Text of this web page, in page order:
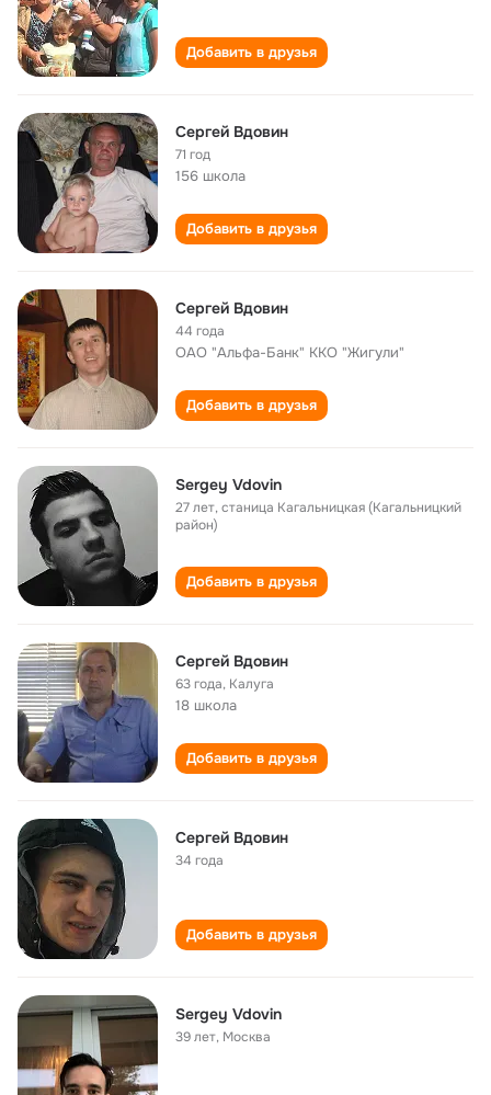
Добавить в друзья
Сергей Вдовин
71 год
156 школа
Добавить в друзья
Сергей Вдовин
44 года
ОАО "Альфа-Банк" ККО "Жигули"
Добавить в друзья
Sergey Vdovin
27 лет,станица Кагальницкая (Кагальницкий
район)
Добавить в друзья
Сергей Вдовин
63 года, Калуга
18 школа
Добавить в друзья
Сергей Вдовин
34 года
Добавить в друзья
Sergey Vdovin
39 лет, Москва